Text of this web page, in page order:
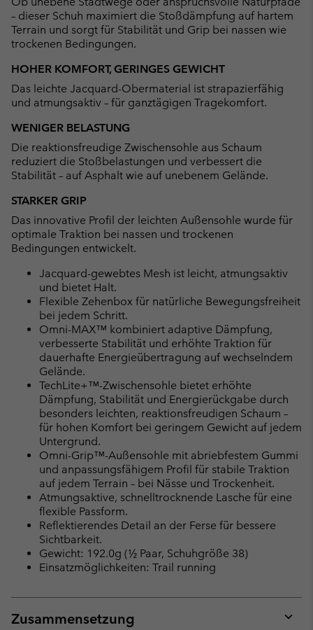
– dieser Schuh maximiert die Stoßdämpfung auf hartem
Terrain und sorgt für Stabilität und Grip bei nassen wie
trockenen Bedingungen.
HOHER KOMFORT, GERINGES GEWICHT
Das leichte Jacquard-Obermaterial ist strapazierfähig
und atmungsaktiv – für ganztägigen Tragekomfort.
WENIGER BELASTUNG
Die reaktionsfreudige Zwischensohle aus Schaum
reduziert die Stoßbelastungen und verbessert die
Stabilität – auf Asphalt wie auf unebenem Gelände.
STARKER GRIP
Das innovative Profil der leichten Außensohle wurde für
optimale Traktion bei nassen und trockenen
Bedingungen entwickelt.
Jacquard-gewebtes Mesh ist leicht, atmungsaktiv
und bietet Halt.
Flexible Zehenbox für natürliche Bewegungsfreiheit
bei jedem Schritt.
Omni-MAX™ kombiniert adaptive Dämpfung,
verbesserte Stabilität und erhöhte Traktion für
dauerhafte Energieübertragung auf wechselndem
Gelände.
TechLite+™-Zwischensohle bietet erhöhte
Dämpfung, Stabilität und Energierückgabe durch
besonders leichten, reaktionsfreudigen Schaum –
für hohen Komfort bei geringem Gewicht auf jedem
Untergrund.
Omni-Grip™-Außensohle mit abriebfestem Gummi
und anpassungsfähigem Profil für stabile Traktion
auf jedem Terrain – bei Nässe und Trockenheit.
Atmungsaktive, schnelltrocknende Lasche für eine
flexible Passform.
Reflektierendes Detail an der Ferse für bessere
Sichtbarkeit.
Gewicht: 192.0g (½ Paar, Schuhgröße 38)
Einsatzmöglichkeiten: Trail running
Zusammensetzung